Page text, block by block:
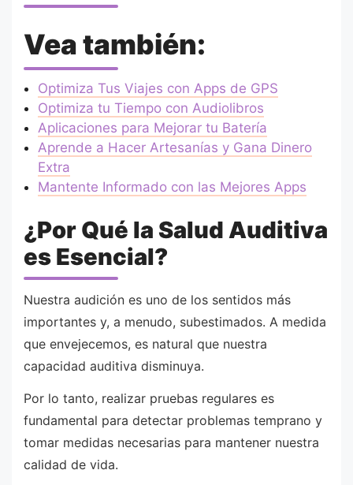
Vea también:
Optimiza Tus Viajes con Apps de GPS
Optimiza tu Tiempo con Audiolibros
Aplicaciones para Mejorar tu Batería
Aprende a Hacer Artesanías y Gana Dinero
Extra
Mantente Informado con las Mejores Apps
¿Por Qué la Salud Auditiva
es Esencial?
Nuestra audición es uno de los sentidos más
importantes y, a menudo, subestimados. A medida
que envejecemos, es natural que nuestra
capacidad auditiva disminuya.
Por lo tanto, realizar pruebas regulares es
fundamental para detectar problemas temprano y
tomar medidas necesarias para mantener nuestra
calidad de vida.